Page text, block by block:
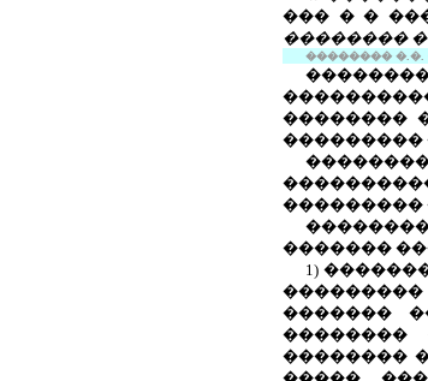
��� � �
��������
�������� �.�.
��������
���������
���������
�������
1)
�������
��������
��������